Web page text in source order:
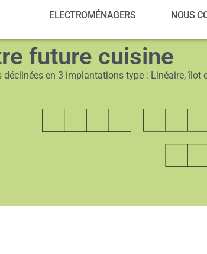
ELECTROMÉNAGERS NOUS
future cuisine
déclinées en 3 implantations type : Linéaire,